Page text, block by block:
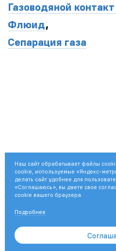
Газоводяной
Флюид,
Сепарация газа
© 2003—2026 ПАО «Газпром»
Наш сайт обрабатывает файлы
cookie, используемые «Яндекс-
делать сайт удобнее для
«Соглашаюсь», вы даете свое
cookie вашего браузера.
Подробнее